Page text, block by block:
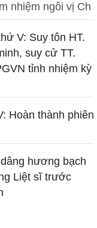
nhiệm ngôi vị Ch
V: Suy tôn HT.
suy cử TT.
tỉnh nhiệm kỳ
Hoàn thành phiên
hương bạch
Liệt sĩ trước